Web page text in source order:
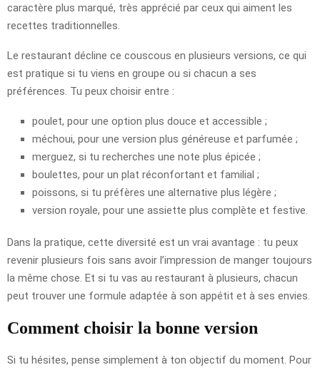
caractère plus marqué, très apprécié par ceux qui aiment les
recettes traditionnelles.
Le restaurant décline ce couscous en plusieurs versions, ce qui
est pratique si tu viens en groupe ou si chacun a ses
préférences. Tu peux choisir entre :
poulet, pour une option plus douce et accessible ;
méchoui, pour une version plus généreuse et parfumée ;
merguez, si tu recherches une note plus épicée ;
boulettes, pour un plat réconfortant et familial ;
poissons, si tu préfères une alternative plus légère ;
version royale, pour une assiette plus complète et festive.
Dans la pratique, cette diversité est un vrai avantage : tu peux
revenir plusieurs fois sans avoir l’impression de manger toujours
la même chose. Et si tu vas au restaurant à plusieurs, chacun
peut trouver une formule adaptée à son appétit et à ses envies.
Comment choisir la bonne version
Si tu hésites, pense simplement à ton objectif du moment. Pour